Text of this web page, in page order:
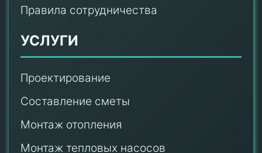
Правила сотрудничества
УСЛУГИ
Проектирование
Составление сметы
Монтаж отопления
Монтаж тепловых насосов